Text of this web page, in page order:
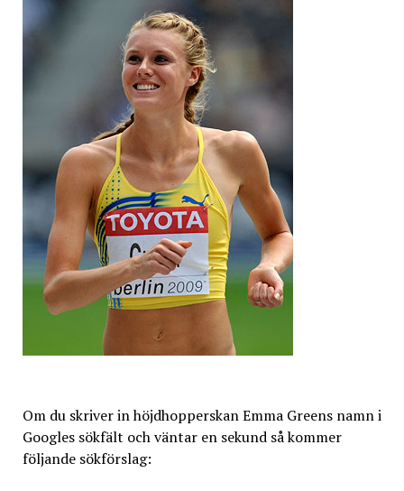
Om du skriver in höjdhopperskan Emma Greens namn i
Googles sökfält och väntar en sekund så kommer
följande sökförslag: